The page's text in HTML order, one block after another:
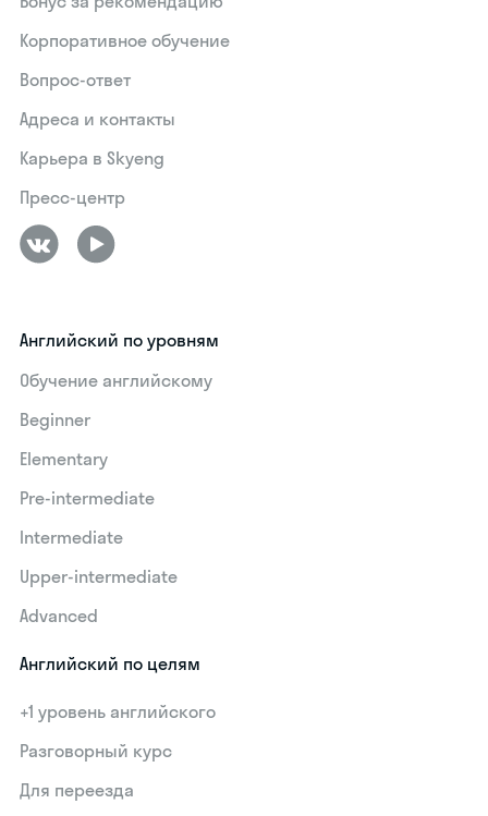
Корпоративное обучение
Вопрос-ответ
Адреса и контакты
Карьера в Skyeng
Пресс-центр
Английский по уровням
Обучение английскому
Beginner
Elementary
Pre-intermediate
Intermediate
Upper-intermediate
Advanced
Английский по целям
+1 уровень английского
Разговорный курс
Для переезда